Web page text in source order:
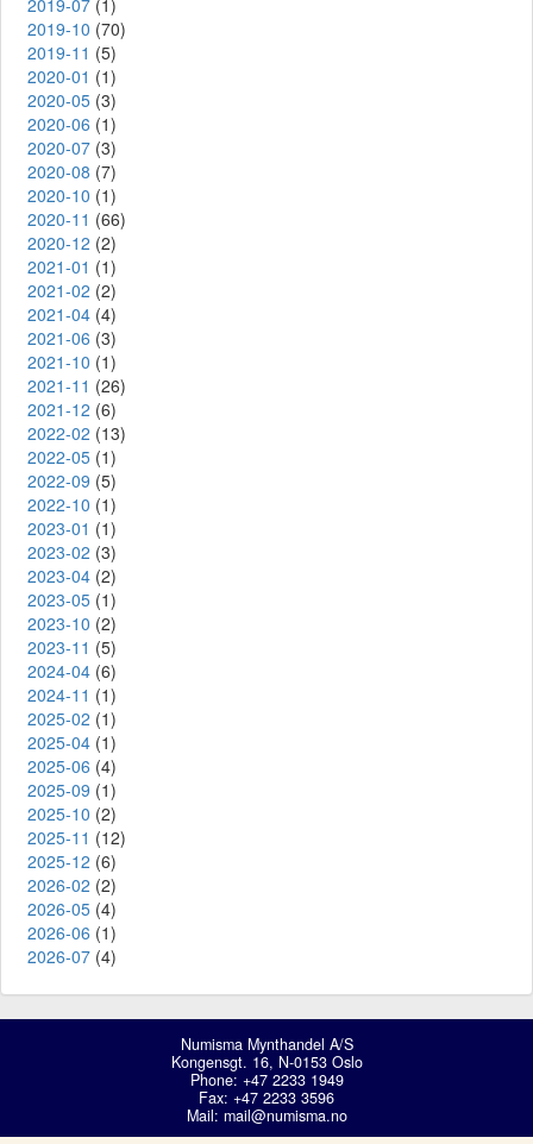
2019-07 (1)
2019-10 (70)
2019-11 (5)
2020-01 (1)
2020-05 (3)
2020-06 (1)
2020-07 (3)
2020-08 (7)
2020-10 (1)
2020-11 (66)
2020-12 (2)
2021-01 (1)
2021-02 (2)
2021-04 (4)
2021-06 (3)
2021-10 (1)
2021-11 (26)
2021-12 (6)
2022-02 (13)
2022-05 (1)
2022-09 (5)
2022-10 (1)
2023-01 (1)
2023-02 (3)
2023-04 (2)
2023-05 (1)
2023-10 (2)
2023-11 (5)
2024-04 (6)
2024-11 (1)
2025-02 (1)
2025-04 (1)
2025-06 (4)
2025-09 (1)
2025-10 (2)
2025-11 (12)
2025-12 (6)
2026-02 (2)
2026-05 (4)
2026-06 (1)
2026-07 (4)
Numisma Mynthandel A/S
Kongensgt. 16, N-0153 Oslo
Phone: +47 2233 1949
Fax: +47 2233 3596
Mail: mail@numisma.no